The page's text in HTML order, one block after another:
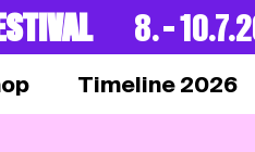
8. –
Timeline 2026